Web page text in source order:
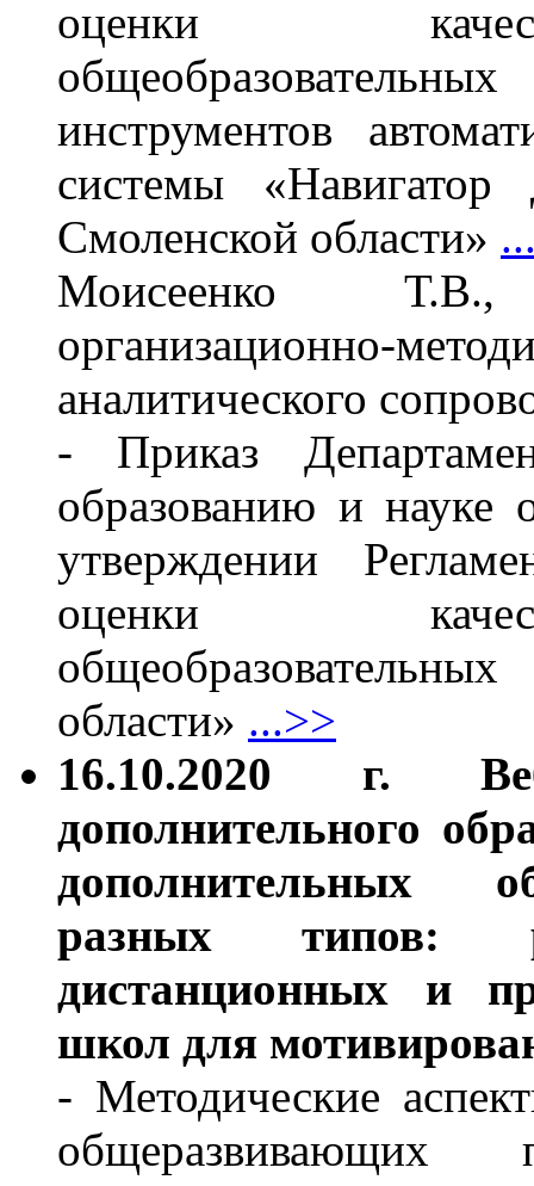
оценки
инструментов
системы «Навигатор
Смоленской области»
Моисеенко
организационно-
аналитического
- Приказ
образованию и
утверждении
оценки
области» ...>>
16.10.2020 г.
дополнительного
дополнительных
разных типов:
дистанционных и
школ для
- Методические
общеразвивающих